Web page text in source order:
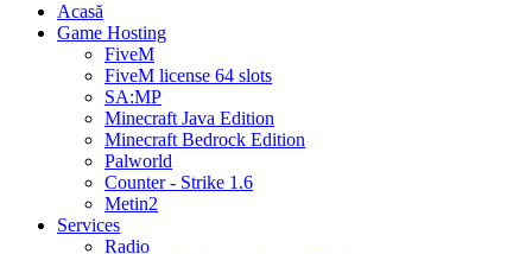
Acasă
Game Hosting
FiveM
FiveM license 64 slots
SA:MP
Minecraft Java Edition
Minecraft Bedrock Edition
Palworld
Counter - Strike 1.6
Metin2
Services
Radio